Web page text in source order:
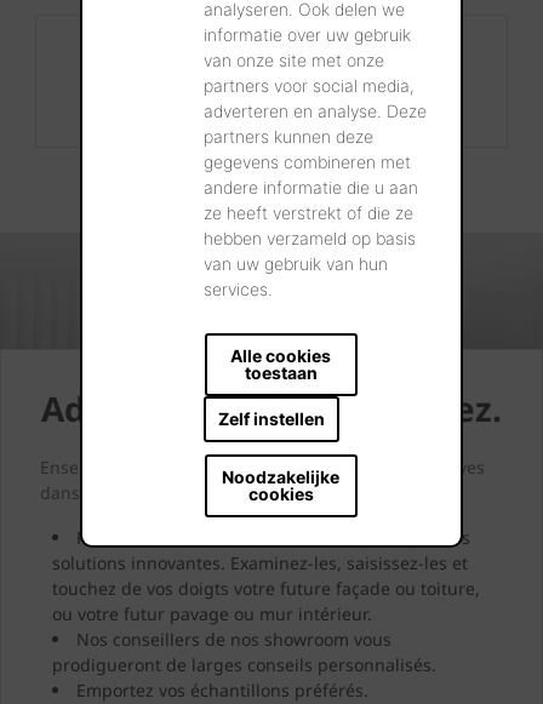
analyseren. Ook delen we
informatie over uw gebruik
van onze site met onze
partners voor social media,
adverteren en analyse. Deze
partners kunnen deze
gegevens combineren met
andere informatie die u aan
ze heeft verstrekt of die ze
hebben verzameld op basis
van uw gebruik van hun
services.
Alle cookies
toestaan
Zelf instellen
Noodzakelijke
cookies
Contact
+32 56 24 96 38
info@wienerberger.be
Admirez. Rêvez. Choisissez.
Ensemble, nous concrétiserons littéralement vos rêves
dans nos showrooms.
Passez nous voir et laissez-vous inspirer par nos
solutions innovantes. Examinez-les, saisissez-les et
touchez de vos doigts votre future façade ou toiture,
ou votre futur pavage ou mur intérieur.
Nos conseillers de nos showroom vous
prodigueront de larges conseils personnalisés.
Emportez vos échantillons préférés.